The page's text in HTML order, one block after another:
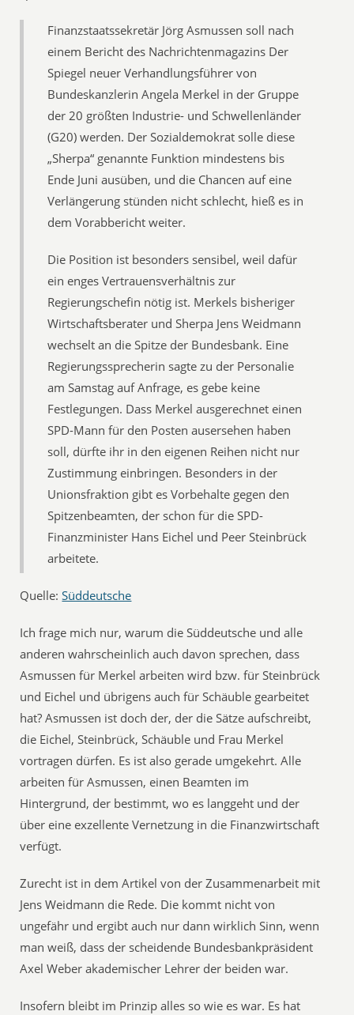
Finanzstaatssekretär Jörg Asmussen soll nach
einem Bericht des Nachrichtenmagazins Der
Spiegel neuer Verhandlungsführer von
Bundeskanzlerin Angela Merkel in der Gruppe
der 20 größten Industrie- und Schwellenländer
(G20) werden. Der Sozialdemokrat solle diese
„Sherpa“ genannte Funktion mindestens bis
Ende Juni ausüben, und die Chancen auf eine
Verlängerung stünden nicht schlecht, hieß es in
dem Vorabbericht weiter.
Die Position ist besonders sensibel, weil dafür
ein enges Vertrauensverhältnis zur
Regierungschefin nötig ist. Merkels bisheriger
Wirtschaftsberater und Sherpa Jens Weidmann
wechselt an die Spitze der Bundesbank. Eine
Regierungssprecherin sagte zu der Personalie
am Samstag auf Anfrage, es gebe keine
Festlegungen. Dass Merkel ausgerechnet einen
SPD-Mann für den Posten ausersehen haben
soll, dürfte ihr in den eigenen Reihen nicht nur
Zustimmung einbringen. Besonders in der
Unionsfraktion gibt es Vorbehalte gegen den
Spitzenbeamten, der schon für die SPD-
Finanzminister Hans Eichel und Peer Steinbrück
arbeitete.
Quelle:Süddeutsche
Ich frage mich nur, warum die Süddeutsche und alle
anderen wahrscheinlich auch davon sprechen, dass
Asmussen für Merkel arbeiten wird bzw. für Steinbrück
und Eichel und übrigens auch für Schäuble gearbeitet
hat? Asmussen ist doch der, der die Sätze aufschreibt,
die Eichel, Steinbrück, Schäuble und Frau Merkel
vortragen dürfen. Es ist also gerade umgekehrt. Alle
arbeiten für Asmussen, einen Beamten im
Hintergrund, der bestimmt, wo es langgeht und der
über eine exzellente Vernetzung in die Finanzwirtschaft
verfügt.
Zurecht ist in dem Artikel von der Zusammenarbeit mit
Jens Weidmann die Rede. Die kommt nicht von
ungefähr und ergibt auch nur dann wirklich Sinn, wenn
man weiß, dass der scheidende Bundesbankpräsident
Axel Weber akademischer Lehrer der beiden war.
Insofern bleibt im Prinzip alles so wie es war. Es hat